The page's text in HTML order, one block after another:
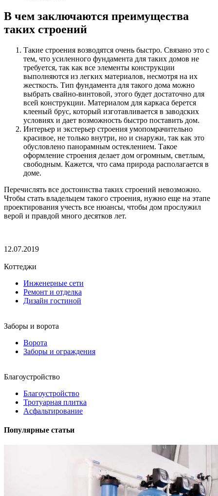
В чем заключаются преимущества
таких строений
Такие строения возводятся очень быстро. Связано это с
тем, что усиленного фундамента для таких домов не
требуется, так как все элементы конструкции
выполняются из легких материалов, несмотря на их
жесткость. Тип фундамента для такого дома можно
выбрать свайно-винтовой, этого будет достаточно для
всей конструкции. Материалом для каркаса берется
клееный брус, который изготавливается в заводских
условиях и дает возможность быстро поставить дом.
Интерьер и экстерьер строения умопомрачительно
красивое, не только внутри, но и снаружи, так как это
обусловлено панорамным остеклением. Такое
оформление строения делает дом огромным, светлым,
свободным. Кажется, что сама природа располагается в
доме.
Перечислять все достоинства таких строений невозможно.
Чтобы стать владельцем такого строения, нужно еще на этапе
проектирования учесть все нюансы, чтобы дом прослужил
верой и правдой много десятков лет.
12.07.2019
Коттеджи
Инженерные сети
Ремонт и отделка
Дизайн гостиной
Заборы и ворота
Ворота
Заборы и ограждения
Благоустройство
Благоустройство
Тротуарная плитка
Асфальтирование
Популярные статьи